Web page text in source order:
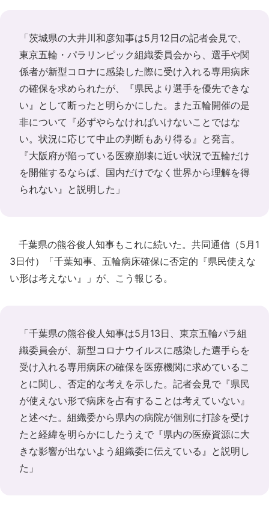
「茨城県の大井川和彦知事は5月12日の記者会見で、
東京五輪・パラリンピック組織委員会から、選手や関
係者が新型コロナに感染した際に受け入れる専用病床
の確保を求められたが、『県民より選手を優先できな
い』として断ったと明らかにした。また五輪開催の是
非について『必ずやらなければいけないことではな
い。状況に応じて中止の判断もあり得る』と発言。
『大阪府が陥っている医療崩壊に近い状況で五輪だけ
を開催するならば、国内だけでなく世界から理解を得
られない』と説明した」
千葉県の熊谷俊人知事もこれに続いた。共同通信（5月1
3日付）「千葉知事、五輪病床確保に否定的『県民使えな
い形は考えない』」が、こう報じる。
「千葉県の熊谷俊人知事は5月13日、東京五輪パラ組
織委員会が、新型コロナウイルスに感染した選手らを
受け入れる専用病床の確保を医療機関に求めているこ
とに関し、否定的な考えを示した。記者会見で『県民
が使えない形で病床を占有することは考えていない』
と述べた。組織委から県内の病院が個別に打診を受け
たと経緯を明らかにしたうえで『県内の医療資源に大
きな影響が出ないよう組織委に伝えている』と説明し
た」